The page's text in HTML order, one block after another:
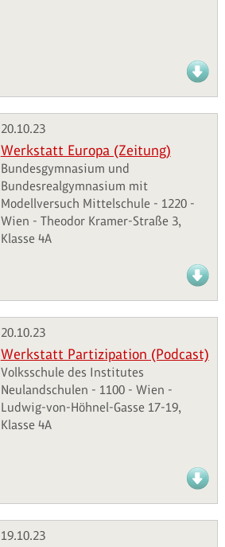
20.10.23
Werkstatt Europa (Zeitung)
Bundesgymnasium und
Bundesrealgymnasium mit
Modellversuch Mittelschule - 1220 -
Wien - Theodor Kramer-Straße 3,
Klasse 4A
20.10.23
Werkstatt Partizipation (Podcast)
Volksschule des Institutes
Neulandschulen - 1100 - Wien -
Ludwig-von-Höhnel-Gasse 17-19,
Klasse 4A
19.10.23